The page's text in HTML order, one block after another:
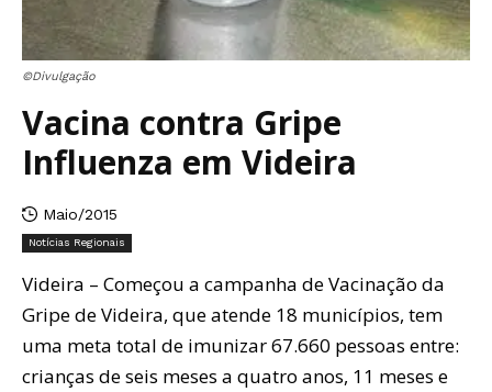
©Divulgação
Vacina contra Gripe
Influenza em Videira
Maio/2015
Notícias Regionais
Videira – Começou a campanha de Vacinação da
Gripe de Videira, que atende 18 municípios, tem
uma meta total de imunizar 67.660 pessoas entre:
crianças de seis meses a quatro anos, 11 meses e